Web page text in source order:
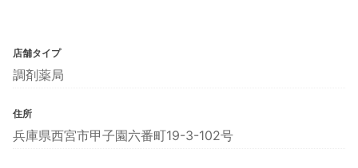
店舗タイプ
調剤薬局
住所
兵庫県西宮市甲子園六番町19-3-102号